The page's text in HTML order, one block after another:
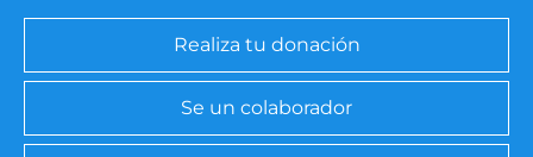
Realiza tu donación
Se un colaborador